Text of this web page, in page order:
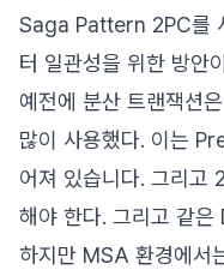
Saga Pattern 2PC를
터 일관성을 위한 방안
예전에 분산 트랜잭션
많이 사용했다. 이는
어져 있습니다. 그리고
해야 한다. 그리고 같은
하지만 MSA 환경에서